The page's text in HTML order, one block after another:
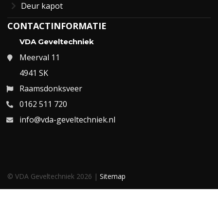
Deur kapot
CONTACTINFORMATIE
VDA Geveltechniek
Meerval 11
4941 SK
Raamsdonksveer
0162 511 720
info@vda-geveltechniek.nl
© VDA Geveltechniek 2026 | Sitemap